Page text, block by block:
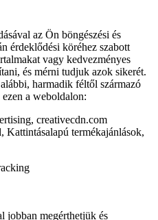
az Ön böngészési és
érdeklődési köréhez szabott
vagy kedvezményes
és mérni tudjuk azok sikerét.
harmadik féltől származó
a weboldalon:
creativecdn.com
termékajánlások,
jobban megérthetjük és